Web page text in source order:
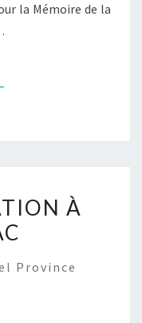
la Mémoire de la
LA SUITE
À
Province